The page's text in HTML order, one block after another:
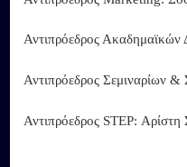
Αντιπρόεδρος Ακαδημαϊκών
Αντιπρόεδρος Σεμιναρίων
Αντιπρόεδρος STEP: